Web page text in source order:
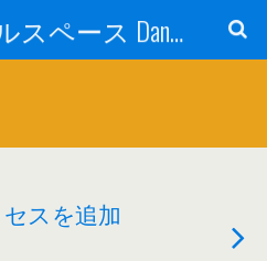
両国 レンタルスペース Dance Studio Happy Turn (ダンススタジオ ハッピーターン)
スを追加